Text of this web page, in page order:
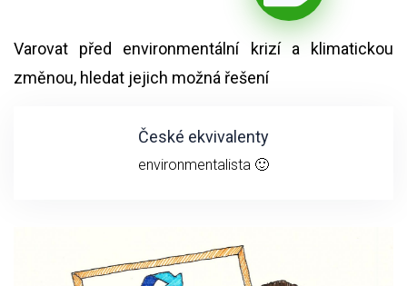
Varovat před environmentální krizí a klimatickou
změnou, hledat jejich možná řešení
České ekvivalenty
environmentalista 🙂